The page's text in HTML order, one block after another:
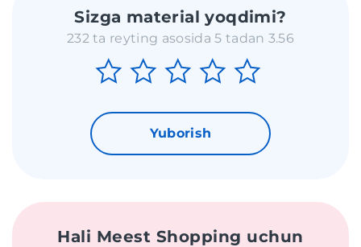
Sizga material yoqdimi?
232 ta reyting asosida 5 tadan 3.56
Yuborish
Hali Meest Shopping uchun